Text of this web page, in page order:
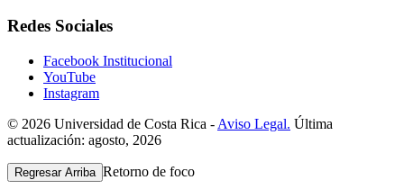
Redes Sociales
Facebook Institucional
YouTube
Instagram
© 2026 Universidad de Costa Rica - Aviso Legal. Última
actualización: agosto, 2026
Regresar Arriba Retorno de foco